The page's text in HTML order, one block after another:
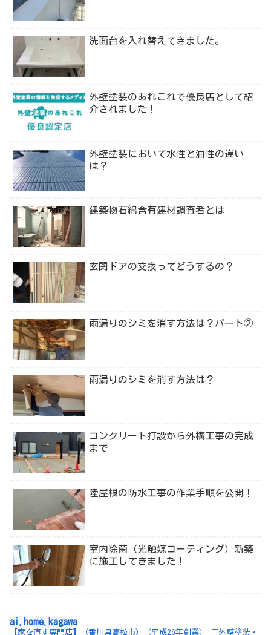
洗面台を入れ替えてきました。
外壁塗装のあれこれで優良店として紹
介されました！
外壁塗装において水性と油性の違い
は？
建築物石綿含有建材調査者とは
玄関ドアの交換ってどうするの？
雨漏りのシミを消す方法は？パート②
雨漏りのシミを消す方法は？
コンクリート打設から外構工事の完成
まで
陸屋根の防水工事の作業手順を公開！
室内除菌（光触媒コーティング）新築
に施工してきました！
ai.home.kagawa
【家を直す専門店】（香川県高松市）（平成26年創業） □外壁塗装・